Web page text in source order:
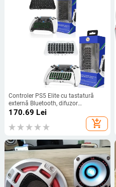
Controler PS5 Elite cu tastatură
externă Bluetooth, difuzor
încorporat, intrare pentru chat vocal
170.69 Lei
add_shopping_cart